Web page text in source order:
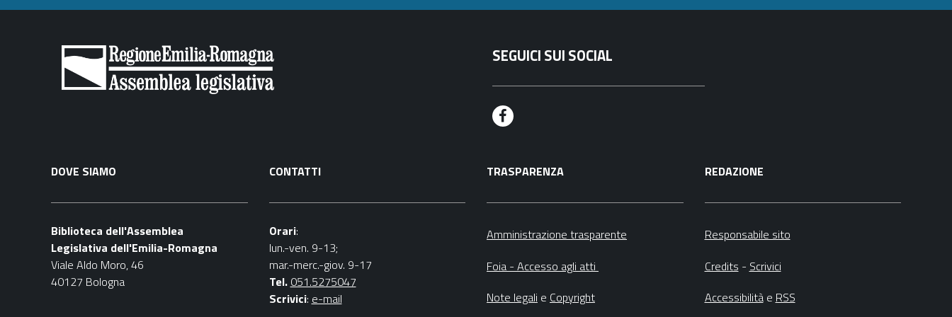
SEGUICI SUI SOCIAL
F
c
e
o
k
DOVE SIAMO
Biblioteca dell'Assemblea
Legislativa dell'Emilia-Romagna
Viale Aldo Moro, 46
40127 Bologna
CONTATTI
Orari:
lun.-ven. 9-13;
mar.-merc.-giov. 9-17
Tel. 051.5275047
Scrivici: e-mail
TRASPARENZA
Amministrazione trasparente
Foia - Accesso agli atti
Note legali e Copyright
REDAZIONE
Responsabile sito
Credits - Scrivici
Accessibilitàe RSS